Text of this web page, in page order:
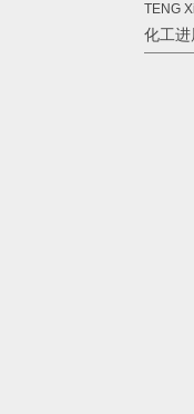
TENG
化工